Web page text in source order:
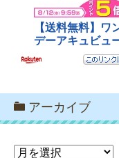
アーカイブ
ア